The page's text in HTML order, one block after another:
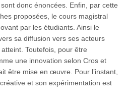
donc énoncées. Enfin, par cette
proposées, le cours magistral
par les étudiants. Ainsi le
sa diffusion vers ses acteurs
Toutefois, pour être
une innovation selon Cros et
être mise en œuvre. Pour l’instant,
et son expérimentation est